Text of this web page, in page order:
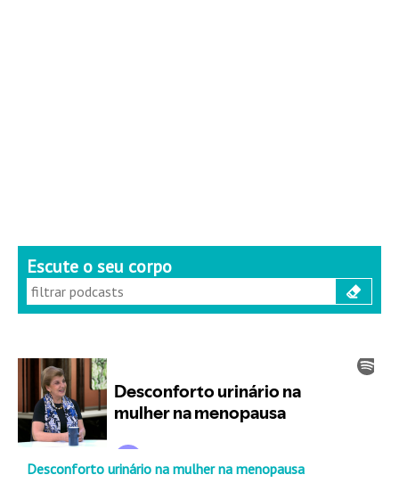
Escute o seu corpo
Desconforto urinário na mulher na menopausa